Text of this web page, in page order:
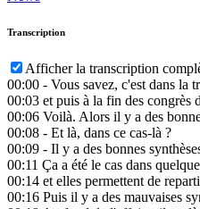
Transcription
Afficher la transcription
00:00 - Vous savez, c'est dans la
00:03 et puis à la fin des congrès
00:06 Voilà. Alors il y a des
00:08 - Et là, dans ce cas-là ?
00:09 - Il y a des bonnes
00:11 Ça a été le cas dans
00:14 et elles permettent de
00:16 Puis il y a des mauvaises